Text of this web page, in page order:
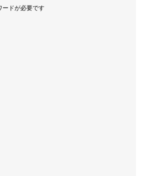
ドが必要です